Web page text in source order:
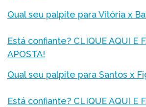
Qual seu palpite para Vitória x
Está confiante? CLIQUE AQUI E
APOSTA!
Qual seu palpite para Santos x
Está confiante? CLIQUE AQUI E